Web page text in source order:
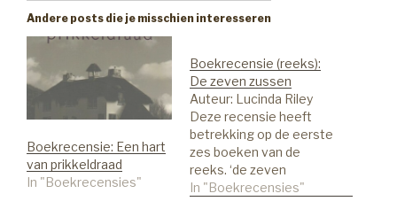
Andere posts die je misschien interesseren
Boekrecensie: Een hart
van prikkeldraad
In "Boekrecensies"
Boekrecensie (reeks):
De zeven zussen
Auteur: Lucinda Riley
Deze recensie heeft
betrekking op de eerste
zes boeken van de
reeks. ‘de zeven
zussen’, Storm,
In "Boekrecensies"